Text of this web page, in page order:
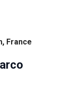
France